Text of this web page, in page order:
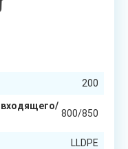
200
входящего/
800/850
LLDPE